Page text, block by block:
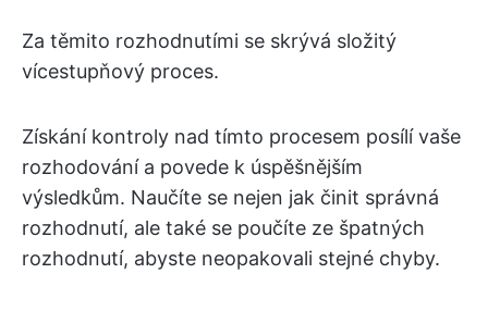
Za těmito rozhodnutími se skrývá složitý
vícestupňový proces.
Získání kontroly nad tímto procesem posílí vaše
rozhodování a povede k úspěšnějším
výsledkům. Naučíte se nejen jak činit správná
rozhodnutí, ale také se poučíte ze špatných
rozhodnutí, abyste neopakovali stejné chyby.